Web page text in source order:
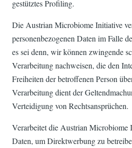
gestütztes Profiling.
Die Austrian Microbiome Initiative
personenbezogenen Daten im Falle
es sei denn, wir können zwingende
Verarbeitung nachweisen, die den
Freiheiten der betroffenen Person
Verarbeitung dient der
Verteidigung von Rechtsansprüchen.
Verarbeitet die Austrian Microbiome
Daten, um Direktwerbung zu